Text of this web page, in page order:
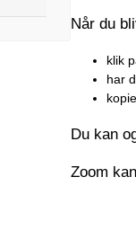
Når du
klik
har
Du kan
Zoom